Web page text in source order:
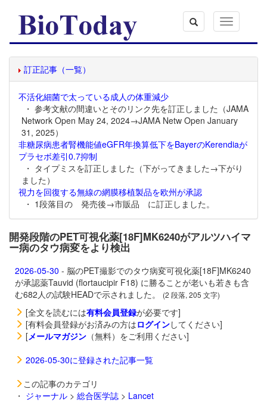
Toggle
navigation
訂正記事（一覧）
不活化細菌で太っている成人の体重減少
・ 参考文献の間違いとそのリンク先を訂正しました（JAMA
Network Open May 24, 2024→JAMA Netw Open January
31, 2025）
非糖尿病患者腎機能値eGFR年換算低下をBayerのKerendiaが
プラセボ差引0.7抑制
・ タイプミスを訂正しました（下がってきました→下がり
ました）
視力を回復する無線の網膜移植製品を欧州が承認
・ 1段落目の 発売後→市販品 に訂正しました。
開発段階のPET可視化薬[18F]MK6240がアルツハイマ
ー病のタウ病変をより検出
2026-05-30 - 脳のPET撮影でのタウ病変可視化薬[18F]MK6240
が承認薬Tauvid (flortaucipir F18) に勝ることが老いも若きも含
む682人の試験HEADで示されました。
(2 段落, 205 文字)
[全文を読むには有料会員登録が必要です]
[有料会員登録がお済みの方はログインしてください]
[メールマガジン （無料）をご利用ください]
2026-05-30に登録された記事一覧
この記事のカテゴリ
・ ジャーナル > 総合医学誌 > Lancet